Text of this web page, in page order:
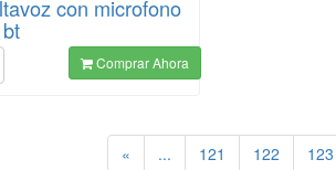
con microfono
Comprar Ahora
« ... 121 122 123